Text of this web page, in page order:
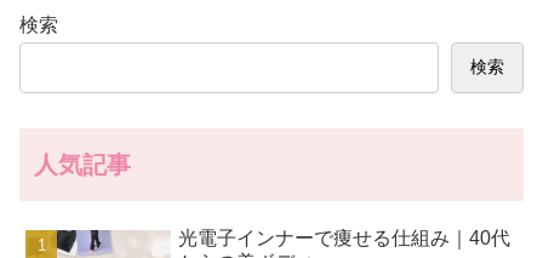
検索
検索
人気記事
光電子インナーで痩せる仕組み｜40代